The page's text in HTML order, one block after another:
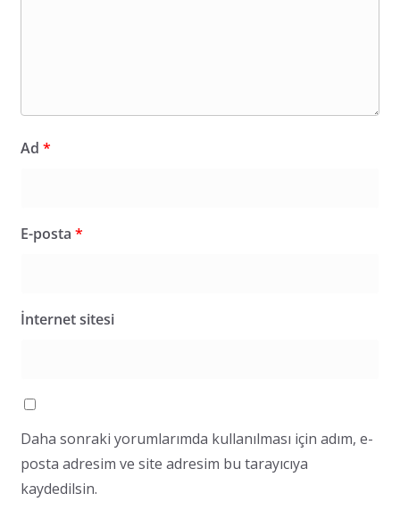
Ad *
E-posta *
İnternet sitesi
Daha sonraki yorumlarımda kullanılması için adım, e-
posta adresim ve site adresim bu tarayıcıya
kaydedilsin.